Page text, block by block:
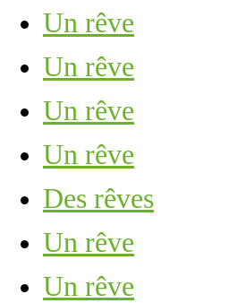
Un rêve
Un rêve
Un rêve
Un rêve
Des rêves
Un rêve
Un rêve